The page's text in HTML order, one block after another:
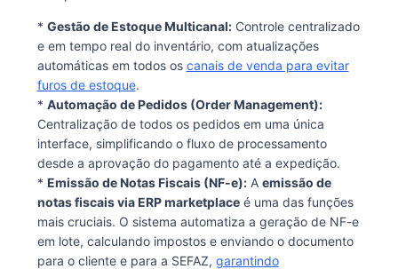
* Gestão de Estoque Multicanal:Controle centralizado
e em tempo real do inventário, com atualizações
automáticas em todos os canais de venda para evitar
furos de estoque.
* Automação de Pedidos (Order Management):
Centralização de todos os pedidos em uma única
interface, simplificando o fluxo de processamento
desde a aprovação do pagamento até a expedição.
* Emissão de Notas Fiscais (NF-e):A emissão de
notas fiscais via ERP marketplaceé uma das funções
mais cruciais. O sistema automatiza a geração de NF-e
em lote, calculando impostos e enviando o documento
para o cliente e para a SEFAZ, garantindo